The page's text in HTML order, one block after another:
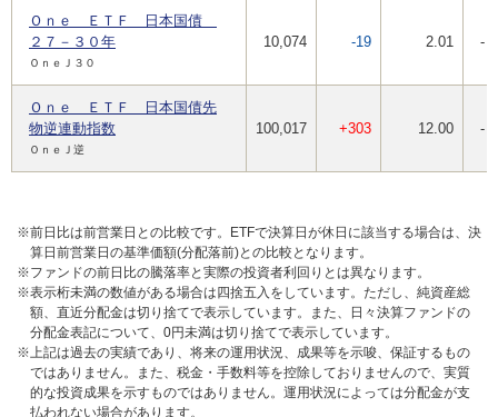
Ｏｎｅ ＥＴＦ 日本国債
２７－３０年
ＯｎｅＪ３０
10,074 -19 2.01 -
Ｏｎｅ ＥＴＦ 日本国債先
物逆連動指数
ＯｎｅＪ逆
100,017 +303 12.00 -
※前日比は前営業日との比較です。ETFで決算日が休日に該当する場合は、決
算日前営業日の基準価額(分配落前)との比較となります。
※ファンドの前日比の騰落率と実際の投資者利回りとは異なります。
※表示桁未満の数値がある場合は四捨五入をしています。ただし、純資産総
額、直近分配金は切り捨てで表示しています。また、日々決算ファンドの
分配金表記について、0円未満は切り捨てで表示しています。
※上記は過去の実績であり、将来の運用状況、成果等を示唆、保証するもの
ではありません。また、税金・手数料等を控除しておりませんので、実質
的な投資成果を示すものではありません。運用状況によっては分配金が支
払われない場合があります。